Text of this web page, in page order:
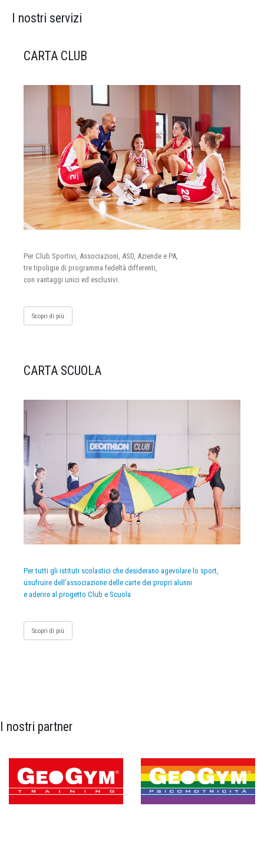
I nostri servizi
CARTA CLUB
Per Club Sportivi, Associazioni, ASD, Aziende e PA,
tre tipoligie di programma fedeltà differenti,
con vantaggi unici ed esclusivi.
Scopri di più
CARTA SCUOLA
Per tutti gli istituti scolastici che desiderano agevolare lo sport,
usufruire dell’associazione delle carte dei propri alunni
e aderire al progetto Club e Scuola
Scopri di più
I nostri partner